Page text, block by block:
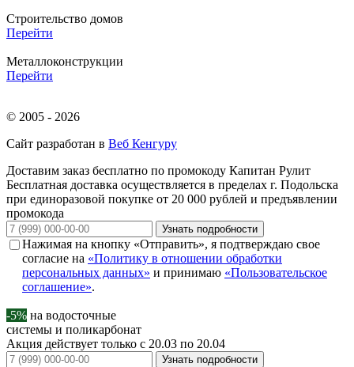
Строительство домов
Перейти
Металлоконструкции
Перейти
© 2005 - 2026
Сайт разработан в Веб Кенгуру
Доставим заказ бесплатно по промокоду Капитан Рулит
Бесплатная доставка осуществляется в пределах г. Подольска
при единоразовой покупке от 20 000 рублей и предъявлении
промокода
Узнать подробности
Нажимая на кнопку «Отправить», я подтверждаю свое
согласие на «Политику в отношении обработки
персональных данных» и принимаю «Пользовательское
соглашение».
-5% на водосточные
системы и поликарбонат
Акция действует только с 20.03 по 20.04
Узнать подробности